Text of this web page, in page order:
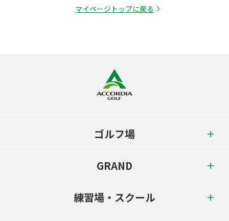
マイページトップに戻る
ゴルフ場
GRAND
練習場・スクール